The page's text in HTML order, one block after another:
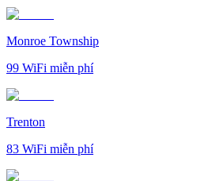
Monroe Township
99 WiFi miễn phí
Trenton
83 WiFi miễn phí